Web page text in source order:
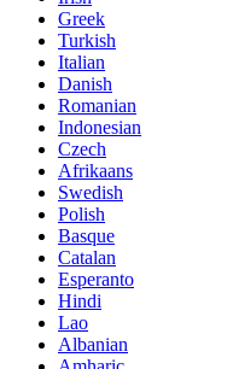
Greek
Turkish
Italian
Danish
Romanian
Indonesian
Czech
Afrikaans
Swedish
Polish
Basque
Catalan
Esperanto
Hindi
Lao
Albanian